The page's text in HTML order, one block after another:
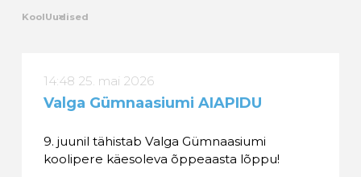
KoolUudised
14:48 25. mai 2026
Valga Gümnaasiumi AIAPIDU
9. juunil tähistab Valga Gümnaasiumi
koolipere käesoleva õppeaasta lõppu!